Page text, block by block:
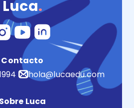
Luca.
Contacto
hola@lucaedu.com
Sobre Luca